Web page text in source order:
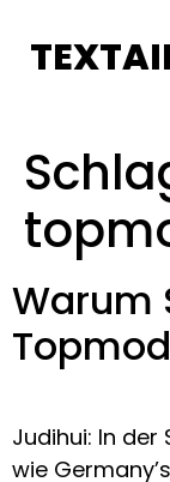
Warum
Judihui: In
wie